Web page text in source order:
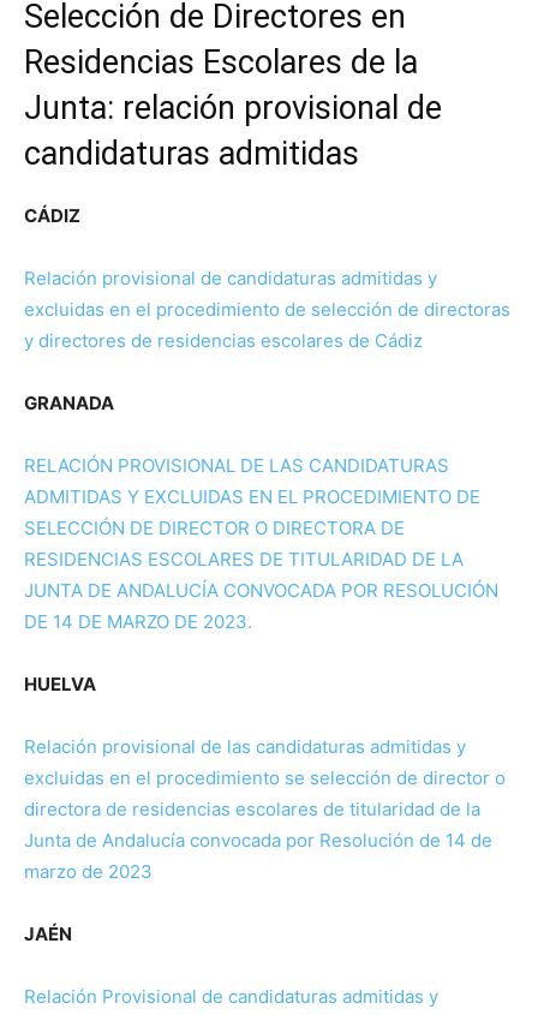
Selección de Directores en
Residencias Escolares de la
Junta: relación provisional de
candidaturas admitidas
CÁDIZ
Relación provisional de candidaturas admitidas y
excluidas en el procedimiento de selección de directoras
y directores de residencias escolares de Cádiz
GRANADA
RELACIÓN PROVISIONAL DE LAS CANDIDATURAS
ADMITIDAS Y EXCLUIDAS EN EL PROCEDIMIENTO DE
SELECCIÓN DE DIRECTOR O DIRECTORA DE
RESIDENCIAS ESCOLARES DE TITULARIDAD DE LA
JUNTA DE ANDALUCÍA CONVOCADA POR RESOLUCIÓN
DE 14 DE MARZO DE 2023.
HUELVA
Relación provisional de las candidaturas admitidas y
excluidas en el procedimiento se selección de director o
directora de residencias escolares de titularidad de la
Junta de Andalucía convocada por Resolución de 14 de
marzo de 2023
JAÉN
Relación Provisional de candidaturas admitidas y